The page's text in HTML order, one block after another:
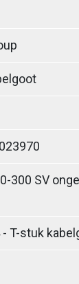
300 SV
- T-stuk